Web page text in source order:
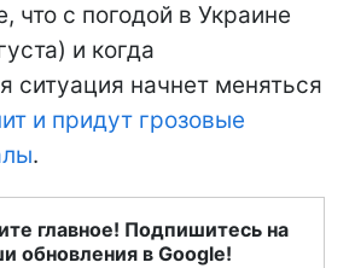
что с погодой в Украине
и когда
ситуация начнет меняться
и придут грозовые
.
главное! Подпишитесь на
обновления в Google!